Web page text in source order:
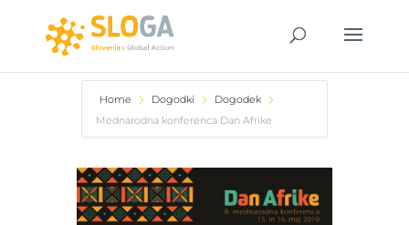
Home Dogodki
Dogodek
Mednarodna konferenca Dan Afrike